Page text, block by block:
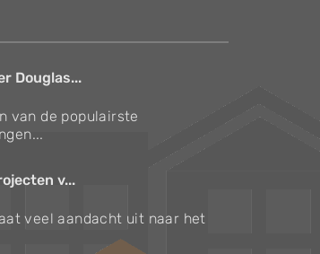
Douglas...
van de populairste
v...
veel aandacht uit naar het